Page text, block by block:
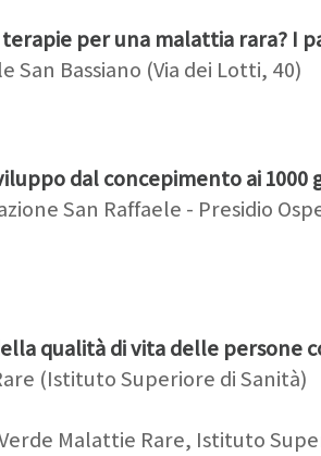
per una malattia rara? I
San Bassiano (Via dei Lotti, 40)
dal concepimento ai 1000
San Raffaele - Presidio
qualità di vita delle persone
(Istituto Superiore di Sanità)
Malattie Rare, Istituto